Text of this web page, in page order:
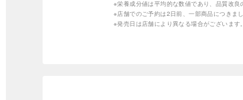
※栄養成分値は平均的な数値であり、品質改良
※店舗でのご予約は2日前、一部商品につきま
※発売日は店舗により異なる場合がございます。